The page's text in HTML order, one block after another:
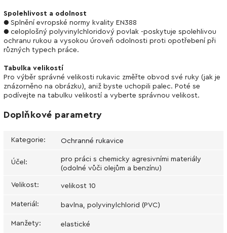
Spolehlivost a odolnost
● Splnění evropské normy kvality EN388
● celoplošný polyvinylchloridový povlak -poskytuje spolehlivou
ochranu rukou a vysokou úroveň odolnosti proti opotřebení při
různých typech práce.
Tabulka velikostí
Pro výběr správné velikosti rukavic změřte obvod své ruky (jak je
znázorněno na obrázku), aniž byste uchopili palec. Poté se
podívejte na tabulku velikostí a vyberte správnou velikost.
Doplňkové parametry
Kategorie: Ochranné rukavice
Účel :
pro práci s chemicky agresivními materiály
(odolné vůči olejům a benzínu)
Velikost: velikost 10
Materiál : bavlna, polyvinylchlorid (PVC)
Manžety: elastické